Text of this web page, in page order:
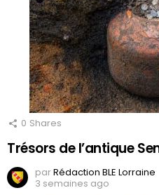
0 Shares
Trésors de l’antique
parRédaction BLE Lorraine
3 semaines ago